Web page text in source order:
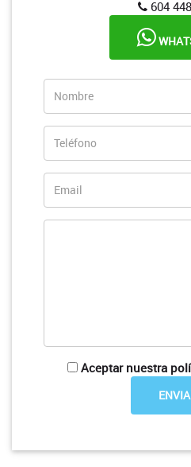
604
Aceptar nuestra